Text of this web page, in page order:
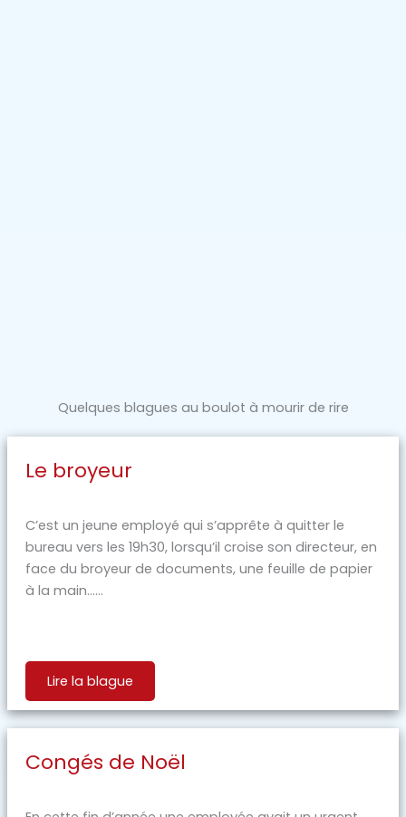
Quelques blagues au boulot à mourir de rire
Le broyeur
C’est un jeune employé qui s’apprête à quitter le
bureau vers les 19h30, lorsqu’il croise son directeur, en
face du broyeur de documents, une feuille de papier
à la main…...
Lire la blague
Congés de Noël